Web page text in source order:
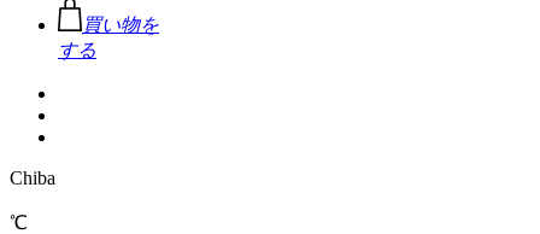
買い物を
する
Chiba
℃